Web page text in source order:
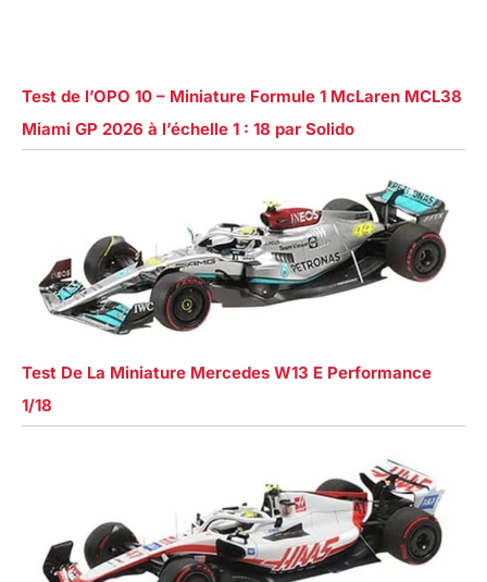
Test de l’OPO 10 – Miniature Formule 1 McLaren MCL38
Miami GP 2026 à l’échelle 1 : 18 par Solido
Test De La Miniature Mercedes W13 E Performance
1/18